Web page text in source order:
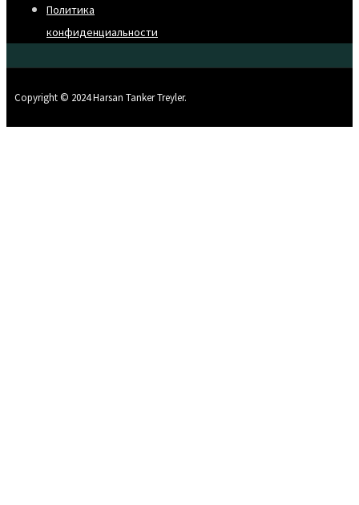
Политика
конфиденциальности
Copyright © 2024 Harsan Tanker Treyler.